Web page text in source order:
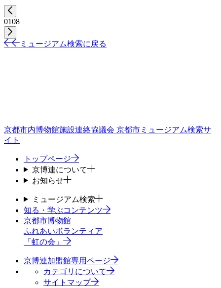
0108
ミュージアム検索に戻る
京都市内博物館施設連絡協議会 京都市ミュージアム検索サ
イト
トップページ
京博連について
お知らせ
ミュージアム検索
知る・学ぶコンテンツ
京都市博物館
ふれあいボランティア
「虹の会」
京博連加盟館専用ページ
カテゴリについて
サイトマップ